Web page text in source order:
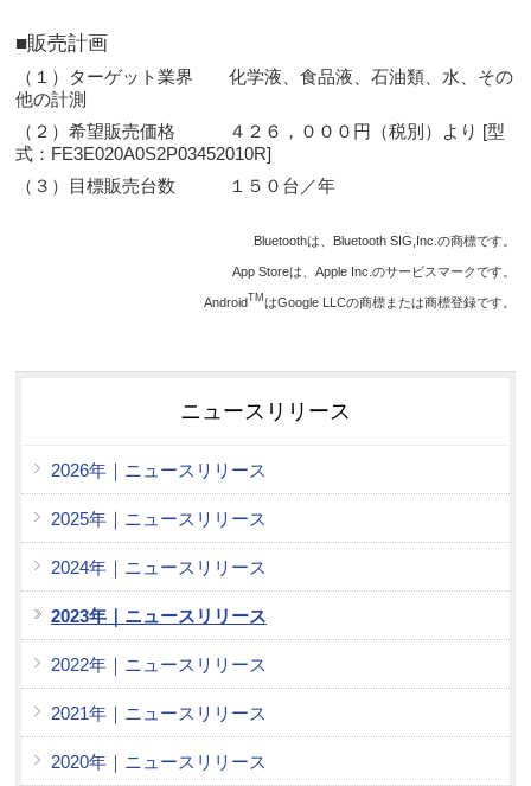
■販売計画
（１）ターゲット業界 化学液、食品液、石油類、水、その
他の計測
（２）希望販売価格 ４２６，０００円（税別）より [型
式：FE3E020A0S2P03452010R]
（３）目標販売台数 １５０台／年
Bluetoothは、Bluetooth SIG,Inc.の商標です。
App Storeは、Apple Inc.のサービスマークです。
AndroidTM はGoogle LLCの商標または商標登録です。
ニュースリリース
2026年｜ニュースリリース
2025年｜ニュースリリース
2024年｜ニュースリリース
2023年｜ニュースリリース
2022年｜ニュースリリース
2021年｜ニュースリリース
2020年｜ニュースリリース